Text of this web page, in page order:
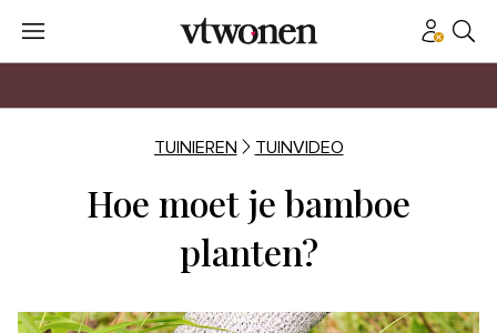
TUINIEREN TUINVIDEO
Hoe moet je bamboe
planten?